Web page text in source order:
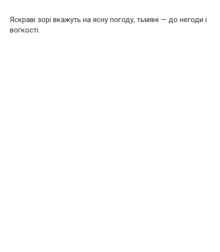
Яскраві зорі вкажуть на ясну погоду, тьмяні — до негоди і
вогкості.